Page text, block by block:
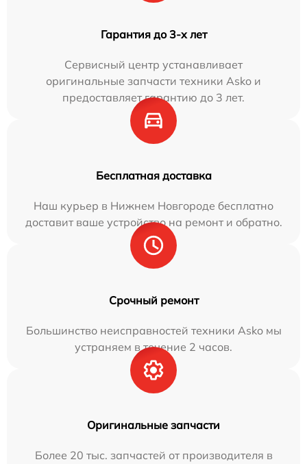
Гарантия до 3-х лет
Сервисный центр устанавливает
оригинальные запчасти техники Asko и
предоставляет гарантию до 3 лет.
Бесплатная доставка
Наш курьер в Нижнем Новгороде бесплатно
доставит ваше устройство на ремонт и обратно.
Срочный ремонт
Большинство неисправностей техники Asko мы
устраняем в течение 2 часов.
Оригинальные запчасти
Более 20 тыс. запчастей от производителя в